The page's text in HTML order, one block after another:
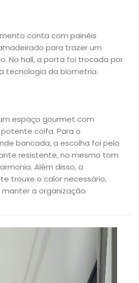
conta com painéis
para trazer um
No hall, a porta foi trocada por
tecnologia da biometria.
espaço gourmet com
coifa. Para o
bancada, a escolha foi pelo
resistente, no mesmo tom
Além disso, a
trouxe o calor necessário,
a organização.